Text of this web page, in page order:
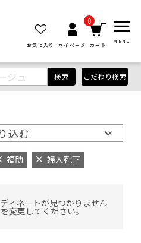
お気に入り マイページ
0
カート
MENU
検索 こだわり検索
込む
福助 婦人靴下
ィネートが見つかりません
変更してください。